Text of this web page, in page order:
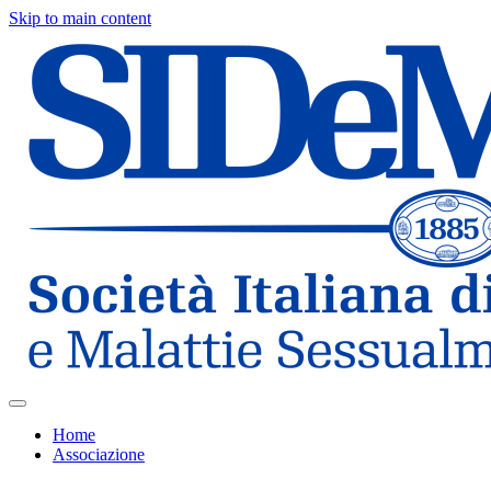
Skip to main content
Home
Associazione